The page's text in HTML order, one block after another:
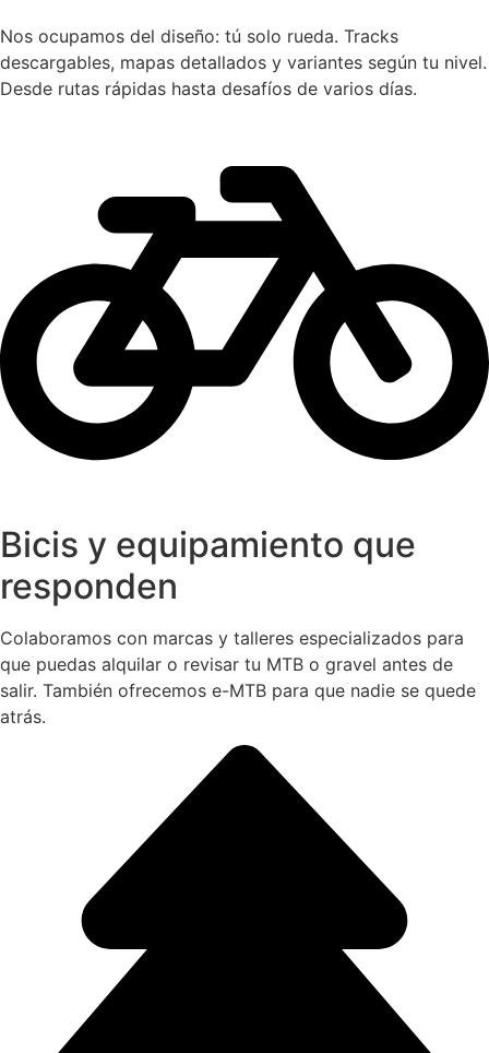
Nos ocupamos del diseño: tú solo rueda. Tracks
descargables, mapas detallados y variantes según tu nivel.
Desde rutas rápidas hasta desafíos de varios días.
Bicis y equipamiento que
responden
Colaboramos con marcas y talleres especializados para
que puedas alquilar o revisar tu MTB o gravel antes de
salir. También ofrecemos e-MTB para que nadie se quede
atrás.